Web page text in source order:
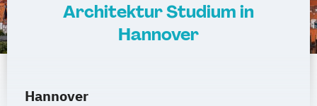
Architektur Studium in
Hannover
Hannover